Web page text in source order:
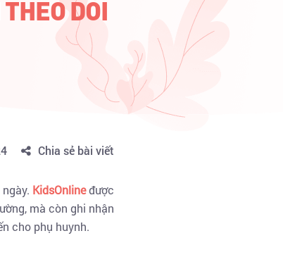
DÕI
Chia sẻ bài viết
KidsOnlineđược
mà còn ghi nhận
cho phụ huynh.